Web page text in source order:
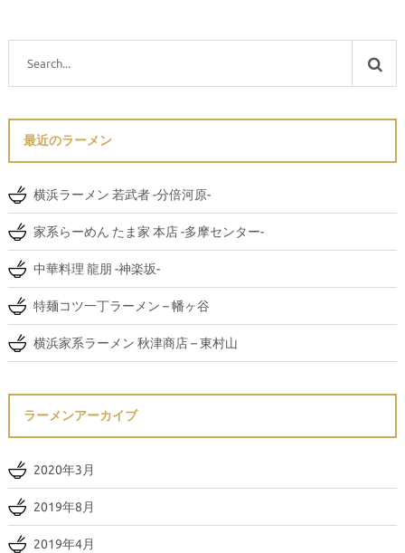
最近のラーメン
横浜ラーメン 若武者 -分倍河原-
家系らーめん たま家 本店 -多摩センター-
中華料理 龍朋 -神楽坂-
特麺コツ一丁ラーメン – 幡ヶ谷
横浜家系ラーメン 秋津商店 – 東村山
ラーメンアーカイブ
2020年3月
2019年8月
2019年4月